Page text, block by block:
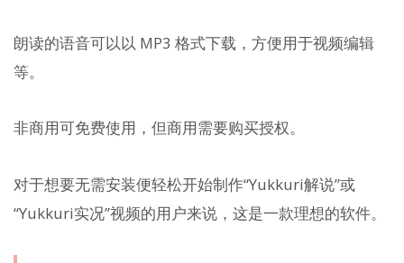
朗读的语音可以以 MP3 格式下载，方便用于视频编辑
等。
非商用可免费使用，但商用需要购买授权。
对于想要无需安装便轻松开始制作“Yukkuri解说”或
“Yukkuri实况”视频的用户来说，这是一款理想的软件。